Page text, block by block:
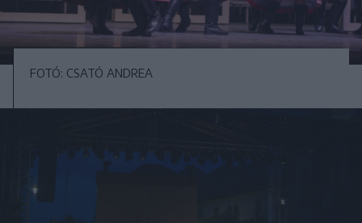
FOTÓ: CSATÓ ANDREA